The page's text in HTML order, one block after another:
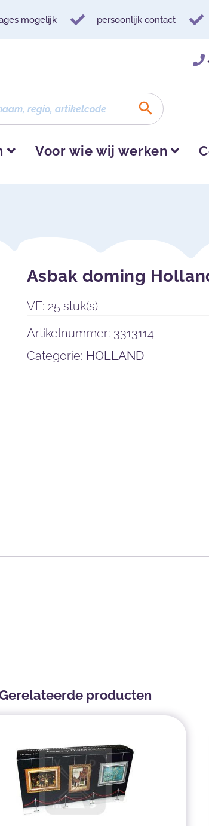
mogelijk persoonlijk contact
Voor wie wij werken
Asbak doming
VE: 25 stuk(s)
Artikelnummer: 3313114
Categorie: HOLLAND
producten